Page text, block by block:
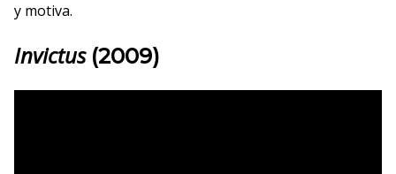
y motiva.
Invictus(2009)